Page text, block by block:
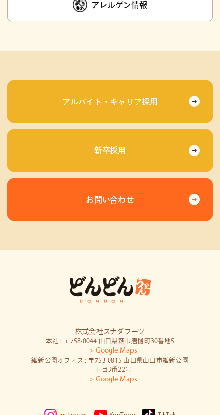
アレルゲン情報
アルバイト・キャリア採用
新卒採用
お問い合わせ
株式会社スナダフーヅ
本社 : 〒758-0044 山口県萩市唐樋町30番地5
> Google Maps
維新公園オフィス : 〒753-0815 山口県山口市維新公園
一丁目3番22号
> Google Maps